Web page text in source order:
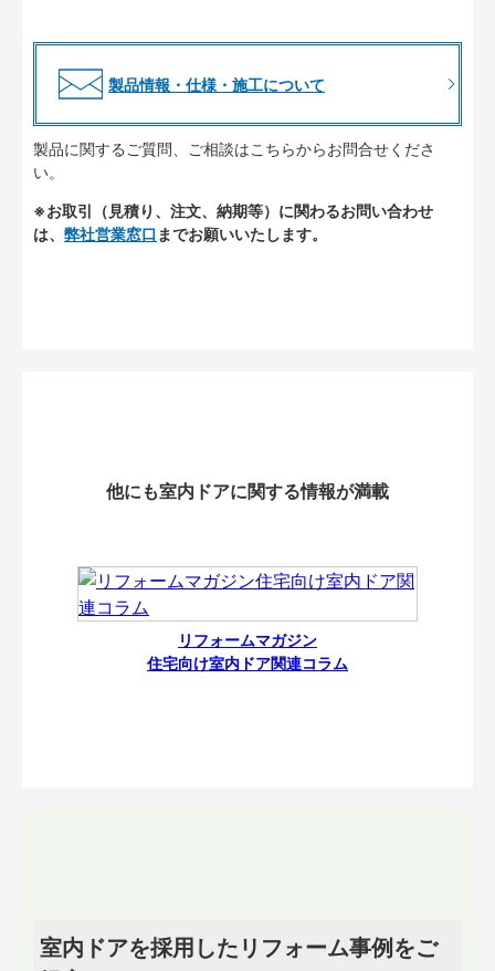
製品情報・仕様・施工について
製品に関するご質問、ご相談はこちらからお問合せくださ
い。
※お取引（見積り、注文、納期等）に関わるお問い合わせ
は、 弊社営業窓口 までお願いいたします。
他にも室内ドアに関する情報が満載
リフォームマガジン
住宅向け室内ドア関連コラム
室内ドアを採用したリフォーム事例をご